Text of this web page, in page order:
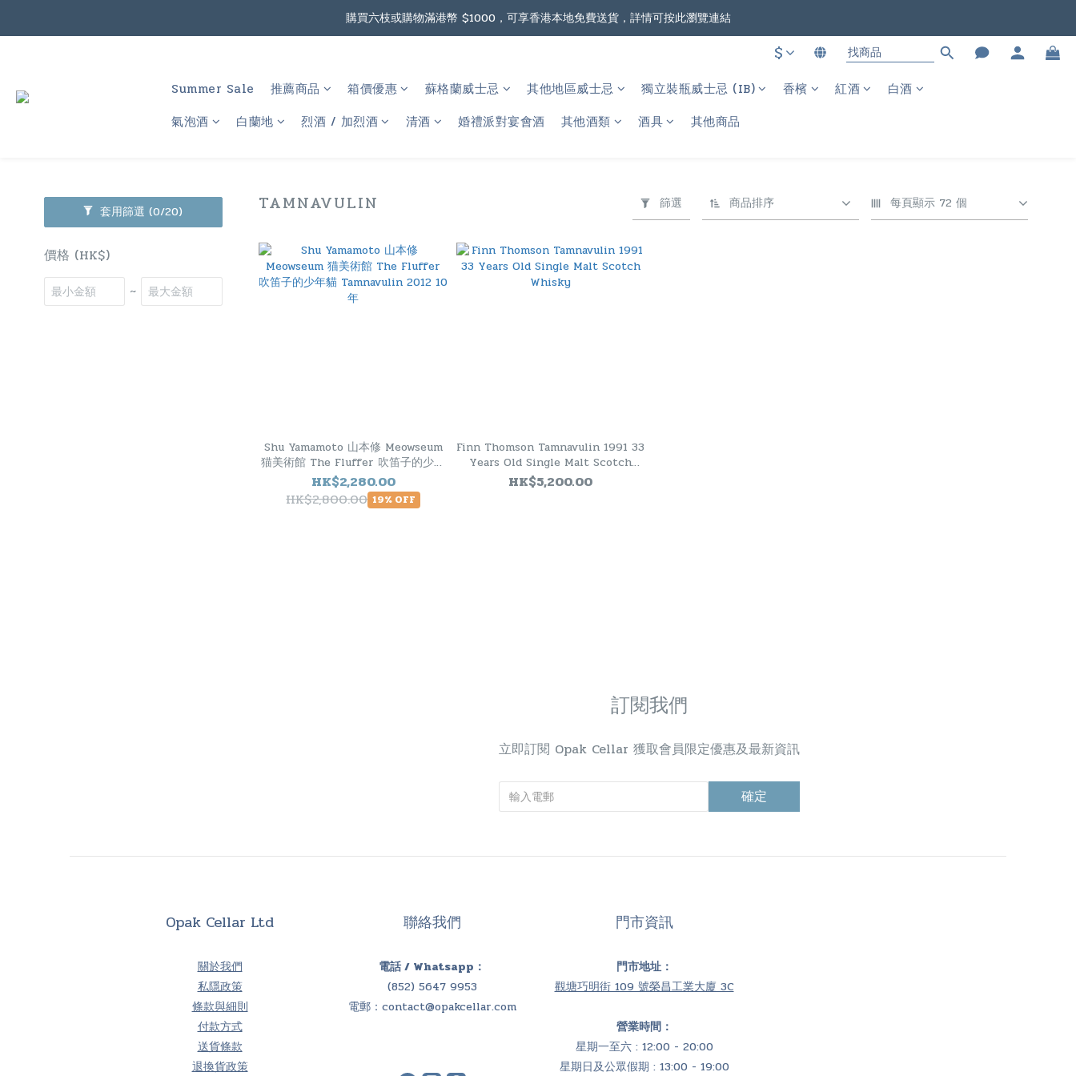
根據香港法律，不得在業務過程中，向未成年人售賣或供應令人醺醉的酒類。
購買六枝或購物滿港幣 $1000，可享香港本地免費送貨，詳情可按此瀏覽連結
根據香港法律，不得在業務過程中，向未成年人售賣或供應令人醺醉的酒類。
$
Summer Sale 推薦商品 箱價優惠 蘇格蘭威士忌 其他地區威士忌 獨立裝瓶威士忌 (IB) 香檳 紅酒
白酒
氣泡酒
白蘭地 烈酒 / 加烈酒 清酒 婚禮派對宴會酒 其他酒類 酒具 其他商品
套用篩選(0/20)
價格 (HK$)
~
TAMNAVULIN 篩選 商品排序 每頁顯示 72 個
Shu Yamamoto 山本修 Meowseum
猫美術館 The Fluffer 吹笛子的少年
貓 Tamnavulin 2012 10年
HK$2,280.00
HK$2,800.00 19% OFF
Finn Thomson Tamnavulin 1991 33
Years Old Single Malt Scotch
Whisky
HK$5,200.00
訂閱我們
立即訂閱 Opak Cellar 獲取會員限定優惠及最新資訊
確定
Opak Cellar Ltd
關於我們
私隱政策
條款與細則
付款方式
送貨條款
退換貨政策
聯絡我們
電話 / Whatsapp：
(852) 5647 9953
電郵： contact@opakcellar.com
門市資訊
門市地址：
觀塘巧明街 109 號榮昌工業大廈 3C
營業時間：
星期一至六 : 12:00 - 20:00
星期日及公眾假期 : 13:00 - 19:00